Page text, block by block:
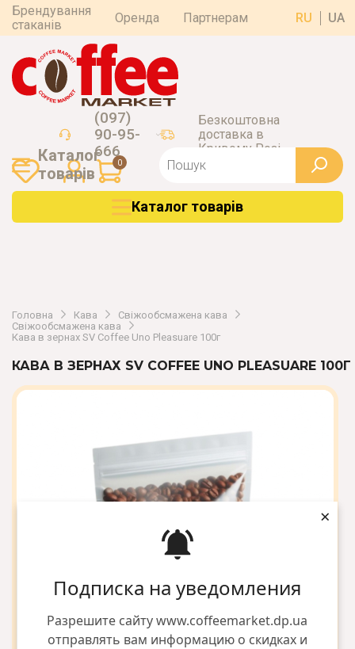
Подписка на уведомления
Разрешите сайту www.coffeemarket.dp.ua
отправлять вам информацию о скидках и
×
Брендування
стаканів
Оренда Партнерам RU UA
(097)
90-95-
666
Безкоштовна
доставка в
Кривому Розі
0
Каталог
товарiв
Каталог товарiв
Головна Кава
Свіжообсмажена кава
Свіжообсмажена кава
Кава в зернах SV Coffee Uno Pleasuare 100г
КАВА В ЗЕРНАХ SV COFFEE UNO PLEASUARE 100Г